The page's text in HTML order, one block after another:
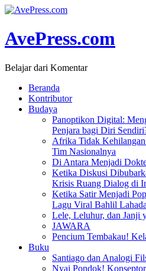
AvePress.com
Belajar dari Komentar
Beranda
Kontributor
Budaya
Panoptikon Digital:
Penjara bagi Diri
Afrika Tidak
Tim Nasionalnya
Di Antara Menjadi
Ketika Diskusi
Krisis Ruang Dialog di
Ketika Satir Menjadi
Lagu Viral Bahlil
Lele, Leluhur, dan Janji
JAWARA
Pencium Tembakau!
Buku
Santiago dan Analogi
Nyai Pondok!